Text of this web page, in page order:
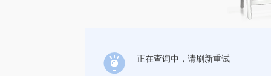
正在查询中，请刷新重试